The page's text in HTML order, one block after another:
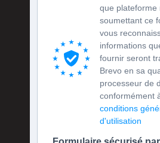
que plateforme
soumettant ce
vous
informations
fournir seront
Brevo en sa
processeur de
conformément
conditions
d'utilisation